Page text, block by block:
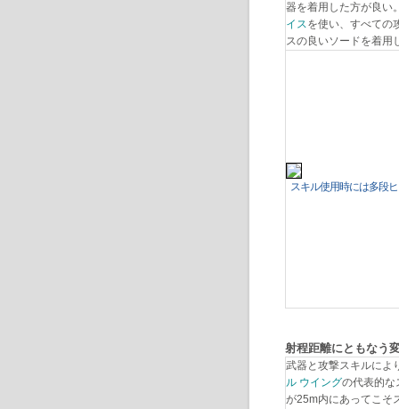
器を着用した方が良い
イスを使い、すべての
スの良いソードを着
スキル使用時には多段
射程距離にともなう
武器と攻撃スキルによ
ル ウイングの代表的な
が25m内にあってこそ